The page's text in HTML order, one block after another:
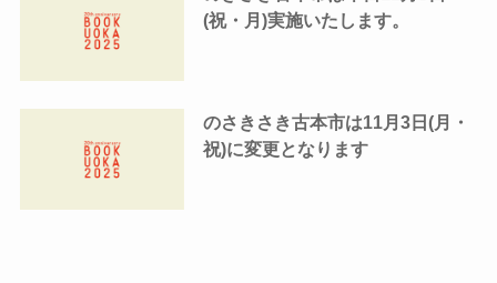
(祝・月)実施いたします。
のさきさき古本市は11月3日(月・
祝)に変更となります